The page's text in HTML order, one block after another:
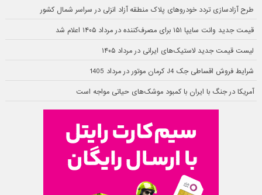
طرح آزادسازی تردد خودروهای پلاک منطقه آزاد انزلی در سراسر شمال کشور
قیمت جدید وانت سایپا ۱۵۱ برای مصرف‌کننده در مرداد ۱۴۰۵ اعلام شد
لیست قیمت جدید لاستیک‌های ایرانی در مرداد ۱۴۰۵
شرایط فروش اقساطی جک J4 کرمان موتور در مرداد 1405
آمریکا در جنگ با ایران با کمبود موشک‌های حیاتی مواجه است